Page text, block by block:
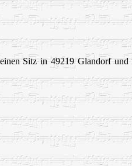
Sitz in 49219 Glandorf